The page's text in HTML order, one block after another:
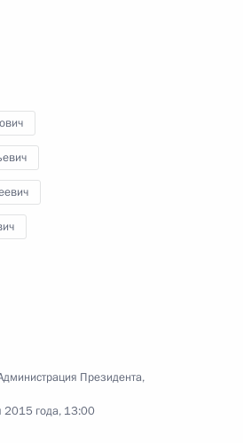
Президента,
года, 13:00